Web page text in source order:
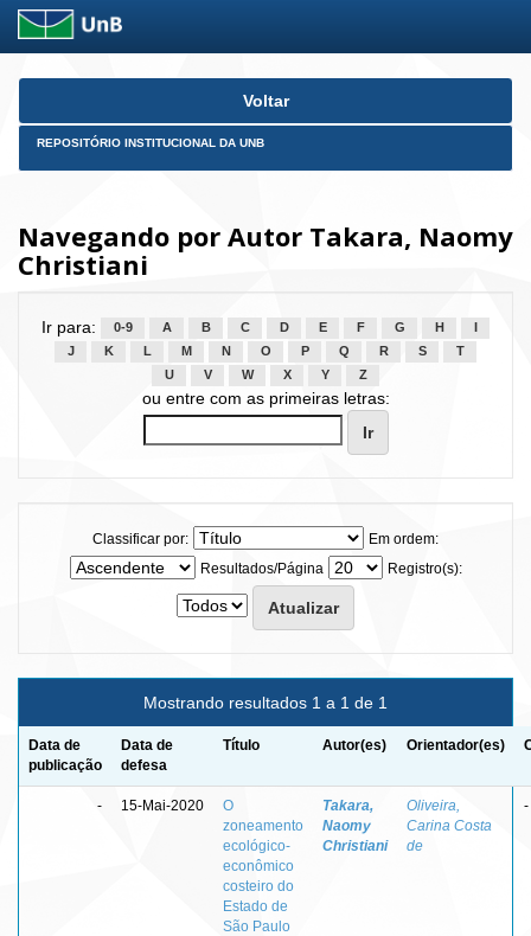
Skip
Voltar
REPOSITÓRIO INSTITUCIONAL DA UNB
Navegando por Autor Takara, Naomy
Christiani
Ir para: 0-9 A B C D E F G H
J
K L M N O P Q R S
T
U
V W X Y Z
ou entre com as primeiras letras:
Classificar por:
Em ordem:
Resultados/Página
Registro(s):
Mostrando resultados 1 a 1 de 1
Data de
publicação
Data de
defesa
Título Autor(es) Orientador(es)
- 15-Mai-2020
O
zoneamento
ecológico-
econômico
costeiro do
Estado de
São Paulo
Takara,
Naomy
Christiani
Oliveira,
Carina Costa
de
-